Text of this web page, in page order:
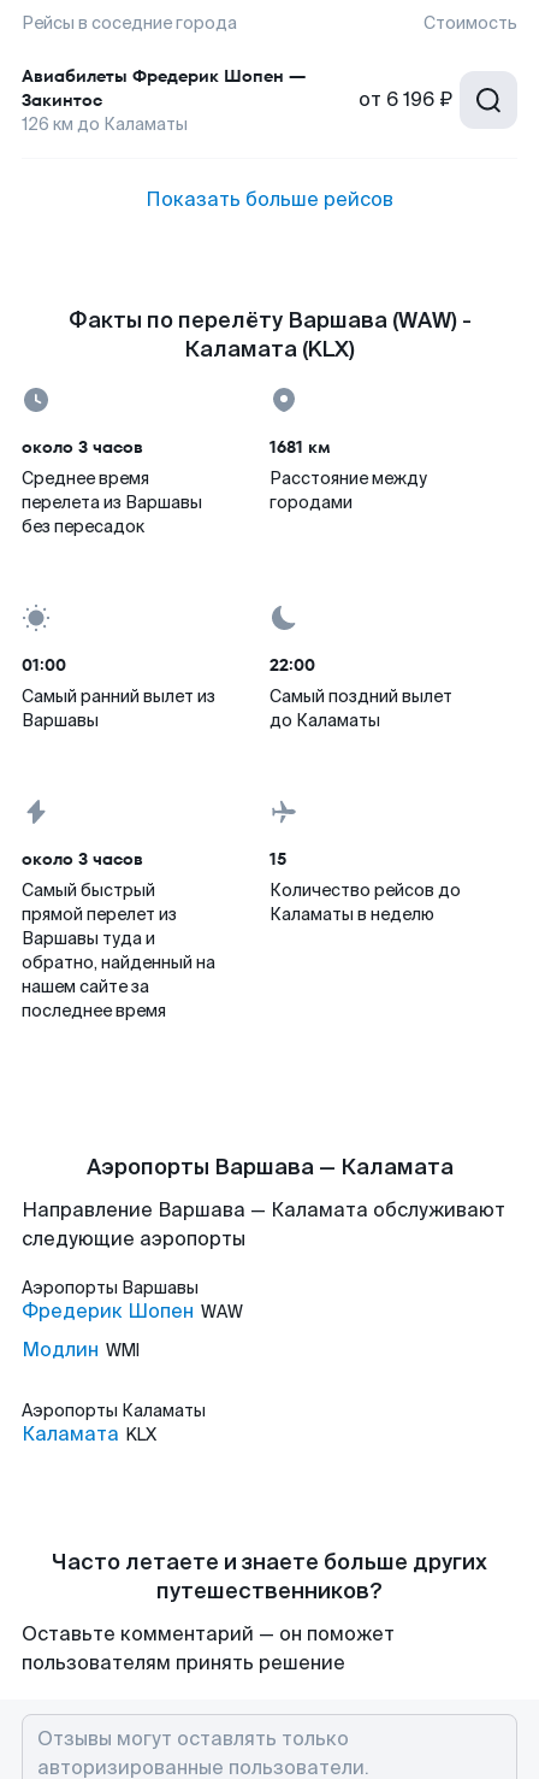
Рейсы в соседние города Стоимость
Авиабилеты Фредерик Шопен —
Закинтос
126 км до Каламаты
от 6 196 ₽
Показать больше рейсов
Факты по перелёту Варшава (WAW) -
Каламата (KLX)
около 3 часов
Среднее время
перелета из Варшавы
без пересадок
1681 км
Расстояние между
городами
01:00
Самый ранний вылет из
Варшавы
22:00
Самый поздний вылет
до Каламаты
около 3 часов
Самый быстрый
прямой перелет из
Варшавы туда и
обратно, найденный на
нашем сайте за
последнее время
15
Количество рейсов до
Каламаты в неделю
Аэропорты Варшава — Каламата
Направление Варшава — Каламата обслуживают
следующие аэропорты
Аэропорты Варшавы
Фредерик Шопен WAW
Модлин WMI
Аэропорты Каламаты
Каламата KLX
Часто летаете и знаете больше других
путешественников?
Оставьте комментарий — он поможет
пользователям принять решение